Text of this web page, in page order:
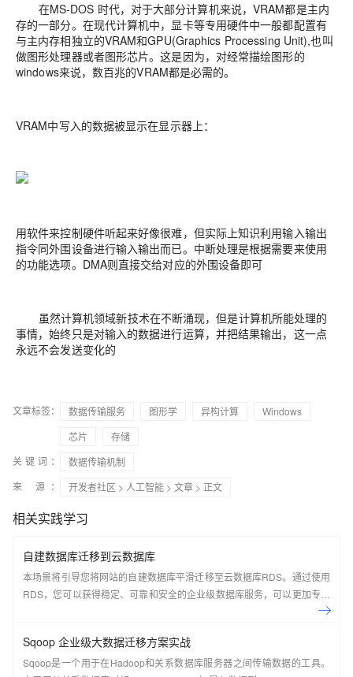
在MS-DOS 时代，对于大部分计算机来说，VRAM都是主内
存的一部分。在现代计算机中，显卡等专用硬件中一般都配置有
与主内存相独立的VRAM和GPU(Graphics Processing Unit),也叫
做图形处理器或者图形芯片。这是因为，对经常描绘图形的
windows来说，数百兆的VRAM都是必需的。
VRAM中写入的数据被显示在显示器上：
用软件来控制硬件听起来好像很难，但实际上知识利用输入输出
指令同外围设备进行输入输出而已。中断处理是根据需要来使用
的功能选项。DMA则直接交给对应的外围设备即可
虽然计算机领域新技术在不断涌现，但是计算机所能处理的
事情，始终只是对输入的数据进行运算，并把结果输出，这一点
永远不会发送变化的
文章标签： 数据传输服务 图形学 异构计算
Windows
芯片
存储
关键词：
数据传输机制
来 源：
开发者社区 > 人工智能 > 文章 > 正文
相关实践学习
自建数据库迁移到云数据库
本场景将引导您将网站的自建数据库平滑迁移至云数据库RDS。通过使用
RDS，您可以获得稳定、可靠和安全的企业级数据库服务，可以更加专注
Sqoop 企业级大数据迁移方案实战
Sqoop是一个用于在Hadoop和关系数据库服务器之间传输数据的工具。